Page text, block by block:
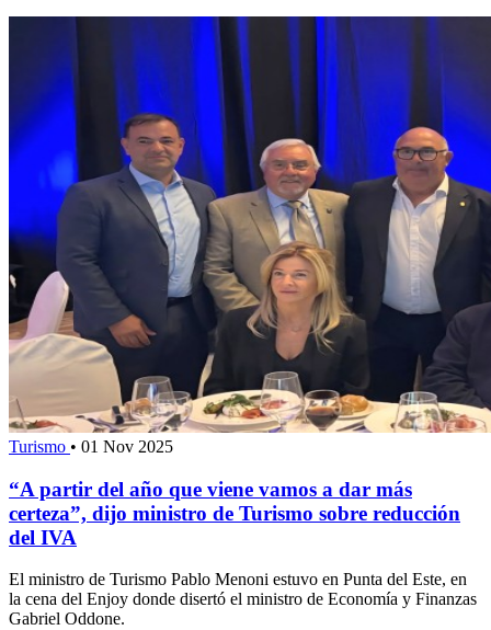
Turismo • 01 Nov 2025
“A partir del año que viene vamos a dar más
certeza”, dijo ministro de Turismo sobre reducción
del IVA
El ministro de Turismo Pablo Menoni estuvo en Punta del Este, en
la cena del Enjoy donde disertó el ministro de Economía y Finanzas
Gabriel Oddone.